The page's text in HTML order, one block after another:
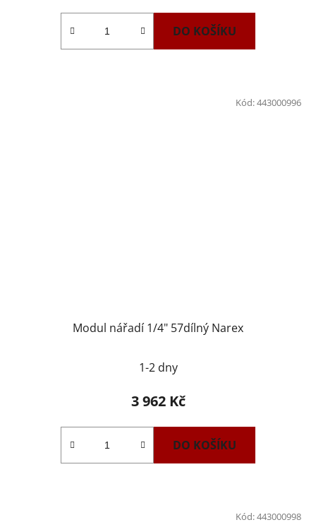
DO KOŠÍKU
Modul nářadí 1/4" 57dílný Narex
1-2 dny
3 962 Kč
DO KOŠÍKU
Kód:443000996
Kód:443000998